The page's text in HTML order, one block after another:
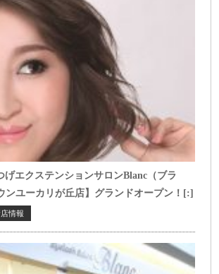
エクステンションサロンBlanc（ブラ
ンユーカリが丘店】グランドオープン！[:]
情報